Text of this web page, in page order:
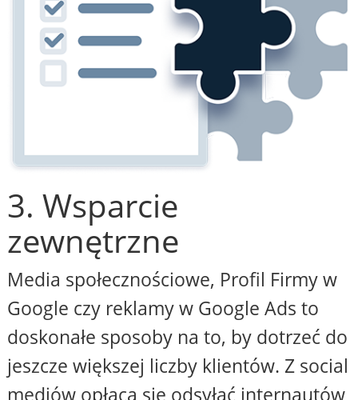
3. Wsparcie
zewnętrzne
Media społecznościowe, Profil Firmy w
Google czy reklamy w Google Ads to
doskonałe sposoby na to, by dotrzeć do
jeszcze większej liczby klientów. Z social
mediów opłaca się odsyłać internautów